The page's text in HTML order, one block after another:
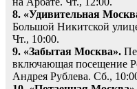
8. «Удивительная
Большой Никитской
Чт., 10:00.
9. «Забытая Москва».
включающая посещение
Андрея Рублева. Сб.,